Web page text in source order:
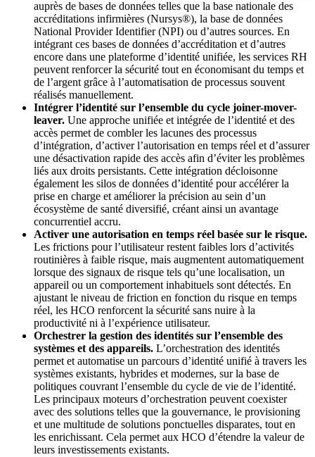
auprès de bases de données telles que la base nationale des
accréditations infirmières (Nursys®), la base de données
National Provider Identifier (NPI) ou d’autres sources. En
intégrant ces bases de données d’accréditation et d’autres
encore dans une plateforme d’identité unifiée, les services RH
peuvent renforcer la sécurité tout en économisant du temps et
de l’argent grâce à l’automatisation de processus souvent
réalisés manuellement.
Intégrer l’identité sur l’ensemble du cycle joiner-mover-
leaver. Une approche unifiée et intégrée de l’identité et des
accès permet de combler les lacunes des processus
d’intégration, d’activer l’autorisation en temps réel et d’assurer
une désactivation rapide des accès afin d’éviter les problèmes
liés aux droits persistants. Cette intégration décloisonne
également les silos de données d’identité pour accélérer la
prise en charge et améliorer la précision au sein d’un
écosystème de santé diversifié, créant ainsi un avantage
concurrentiel accru.
Activer une autorisation en temps réel basée sur le risque.
Les frictions pour l’utilisateur restent faibles lors d’activités
routinières à faible risque, mais augmentent automatiquement
lorsque des signaux de risque tels qu’une localisation, un
appareil ou un comportement inhabituels sont détectés. En
ajustant le niveau de friction en fonction du risque en temps
réel, les HCO renforcent la sécurité sans nuire à la
productivité ni à l’expérience utilisateur.
Orchestrer la gestion des identités sur l’ensemble des
systèmes et des appareils. L’orchestration des identités
permet et automatise un parcours d’identité unifié à travers les
systèmes existants, hybrides et modernes, sur la base de
politiques couvrant l’ensemble du cycle de vie de l’identité.
Les principaux moteurs d’orchestration peuvent coexister
avec des solutions telles que la gouvernance, le provisioning
et une multitude de solutions ponctuelles disparates, tout en
les enrichissant. Cela permet aux HCO d’étendre la valeur de
leurs investissements existants.